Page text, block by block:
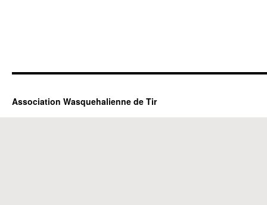
Association Wasquehalienne de Tir